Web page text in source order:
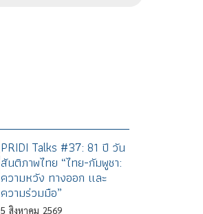
PRIDI Talks #37: 81 ปี วัน
สันติภาพไทย “ไทย-กัมพูชา:
ความหวัง ทางออก และ
ความร่วมมือ”
5 สิงหาคม 2569